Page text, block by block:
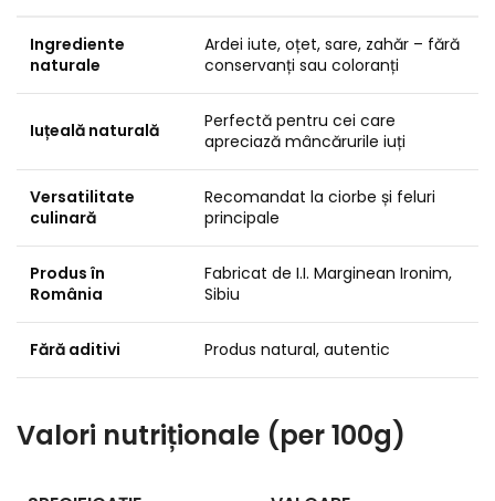
Ingrediente
naturale
Ardei iute, oțet, sare, zahăr – fără
conservanți sau coloranți
Iuțeală naturală
Perfectă pentru cei care
apreciază mâncărurile iuți
Versatilitate
culinară
Recomandat la ciorbe și feluri
principale
Produs în
România
Fabricat de I.I. Marginean Ironim,
Sibiu
Fără aditivi Produs natural, autentic
Valori nutriționale (per 100g)